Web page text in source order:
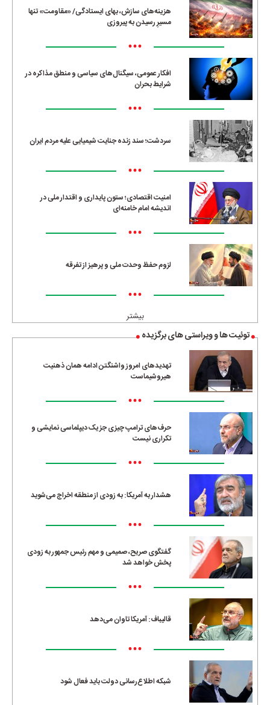
هزینه‌های سازش، بهای ایستادگی/ «مقاومت» تنها
مسیرِ رسیدن به پیروزی
•••
افکار عمومی، سیگنال‌های سیاسی و منطق مذاکره در
شرایط بحران
•••
سردشت؛ سند زنده جنایت شیمیایی علیه مردم ایران
•••
امنیت اقتصادی؛ ستون پایداری و اقتدار ملی در
اندیشه امام خامنه‌ای
•••
لزوم حفظ وحدت ملی و پرهیز از تفرقه
•••
بیشتر
توئیت ها و ویراستی های برگزیده
تهدیدهای امروز واشنگتن ادامه همان ذهنیت
هیروشیماست
•••
حرف‌های ترامپ چیزی جز یک دیپلماسی نمایشی و
تکراری نیست
•••
هشدار به آمریکا: به زودی از منطقه اخراج می‌شوید
•••
گفتگوی صریح، صمیمی و مهم رئیس جمهور به زودی
پخش خواهد شد
•••
قالیباف: آمریکا تاوان می‌دهد
•••
شبکه اطلاع‌رسانی دولت باید فعال شود